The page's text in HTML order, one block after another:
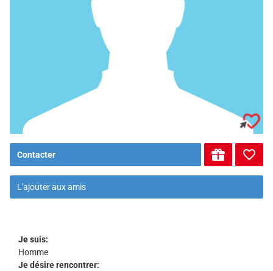
Contacter
L'ajouter aux amis
Je suis:
Homme
Je désire rencontrer: